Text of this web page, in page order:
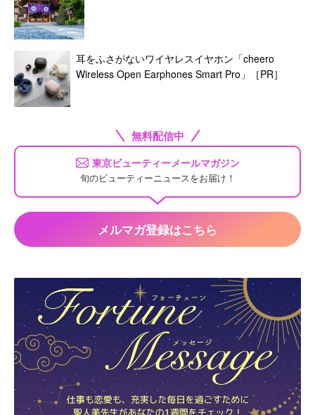
耳をふさがないワイヤレスイヤホン「cheero
Wireless Open Earphones Smart Pro」［PR］
無料配信中
東京ビューティーメールマガジン
旬のビューティーニュースをお届け！
メルマガ登録はこちら